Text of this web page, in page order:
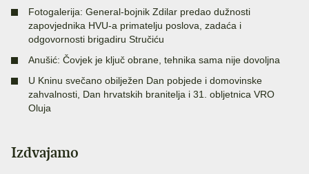
Fotogalerija: General-bojnik Zdilar predao dužnosti
zapovjednika HVU-a primatelju poslova, zadaća i
odgovornosti brigadiru Stručiću
Anušić: Čovjek je ključ obrane, tehnika sama nije dovoljna
U Kninu svečano obilježen Dan pobjede i domovinske
zahvalnosti, Dan hrvatskih branitelja i 31. obljetnica VRO
Oluja
Izdvajamo